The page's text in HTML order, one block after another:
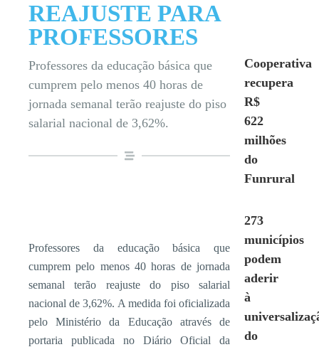
REAJUSTE PARA
PROFESSORES
Professores da educação básica que
cumprem pelo menos 40 horas de
jornada semanal terão reajuste do piso
salarial nacional de 3,62%.
Professores da educação básica que
cumprem pelo menos 40 horas de jornada
semanal terão reajuste do piso salarial
nacional de 3,62%. A medida foi oficializada
pelo Ministério da Educação através de
portaria publicada no Diário Oficial da
Cooperativa
recupera
R$
622
milhões
do
Funrural
273
municípios
podem
aderir
à
do